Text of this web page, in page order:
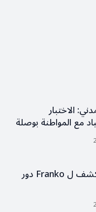
الاختبار
مع المواطنة بوصلة
قيادي كتائبي يكشف ل Franko دور